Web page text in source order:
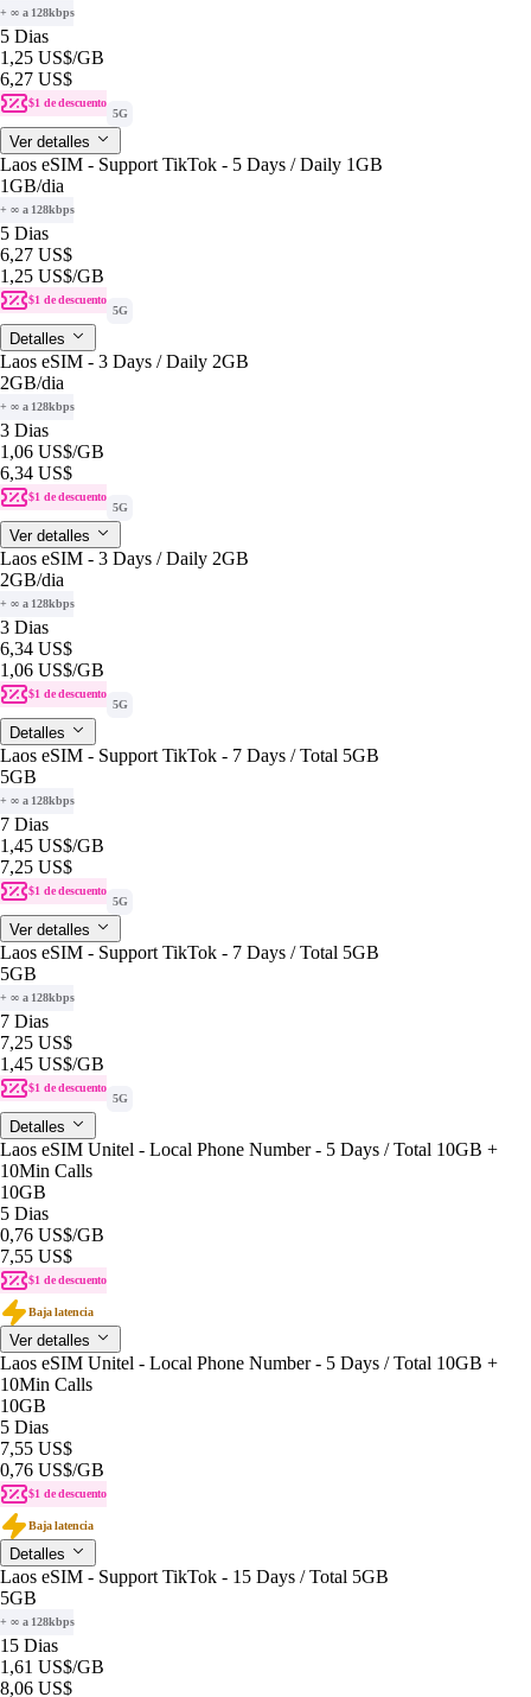
+ ∞ a 128kbps
5 Dias
1,25 US$/GB
6,27 US$
$1 de descuento
5G
Ver detalles
Laos eSIM - Support TikTok - 5 Days / Daily 1GB
1GB/dia
+ ∞ a 128kbps
5 Dias
6,27 US$
1,25 US$/GB
$1 de descuento
5G
Detalles
Laos eSIM - 3 Days / Daily 2GB
2GB/dia
+ ∞ a 128kbps
3 Dias
1,06 US$/GB
6,34 US$
$1 de descuento
5G
Ver detalles
Laos eSIM - 3 Days / Daily 2GB
2GB/dia
+ ∞ a 128kbps
3 Dias
6,34 US$
1,06 US$/GB
$1 de descuento
5G
Detalles
Laos eSIM - Support TikTok - 7 Days / Total 5GB
5GB
+ ∞ a 128kbps
7 Dias
1,45 US$/GB
7,25 US$
$1 de descuento
5G
Ver detalles
Laos eSIM - Support TikTok - 7 Days / Total 5GB
5GB
+ ∞ a 128kbps
7 Dias
7,25 US$
1,45 US$/GB
$1 de descuento
5G
Detalles
Laos eSIM Unitel - Local Phone Number - 5 Days / Total 10GB +
10Min Calls
10GB
5 Dias
0,76 US$/GB
7,55 US$
$1 de descuento
Baja latencia
Ver detalles
Laos eSIM Unitel - Local Phone Number - 5 Days / Total 10GB +
10Min Calls
10GB
5 Dias
7,55 US$
0,76 US$/GB
$1 de descuento
Baja latencia
Detalles
Laos eSIM - Support TikTok - 15 Days / Total 5GB
5GB
+ ∞ a 128kbps
15 Dias
1,61 US$/GB
8,06 US$